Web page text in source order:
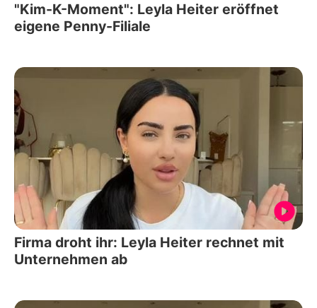
"Kim-K-Moment": Leyla Heiter eröffnet
eigene Penny-Filiale
Firma droht ihr: Leyla Heiter rechnet mit
Unternehmen ab